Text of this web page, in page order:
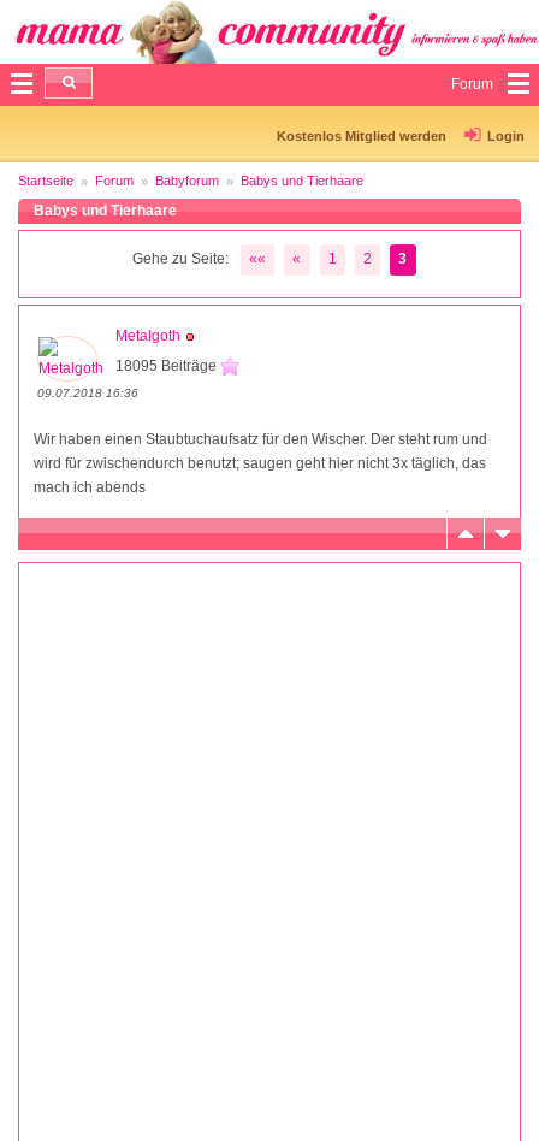
Forum
Kostenlos Mitglied werden Login
Startseite Forum Babyforum Babys und Tierhaare
Babys und Tierhaare
Gehe zu Seite: «« « 1 2 3
Metalgoth
18095 Beiträge
09.07.2018 16:36
Wir haben einen Staubtuchaufsatz für den Wischer. Der steht rum und
wird für zwischendurch benutzt; saugen geht hier nicht 3x täglich, das
mach ich abends